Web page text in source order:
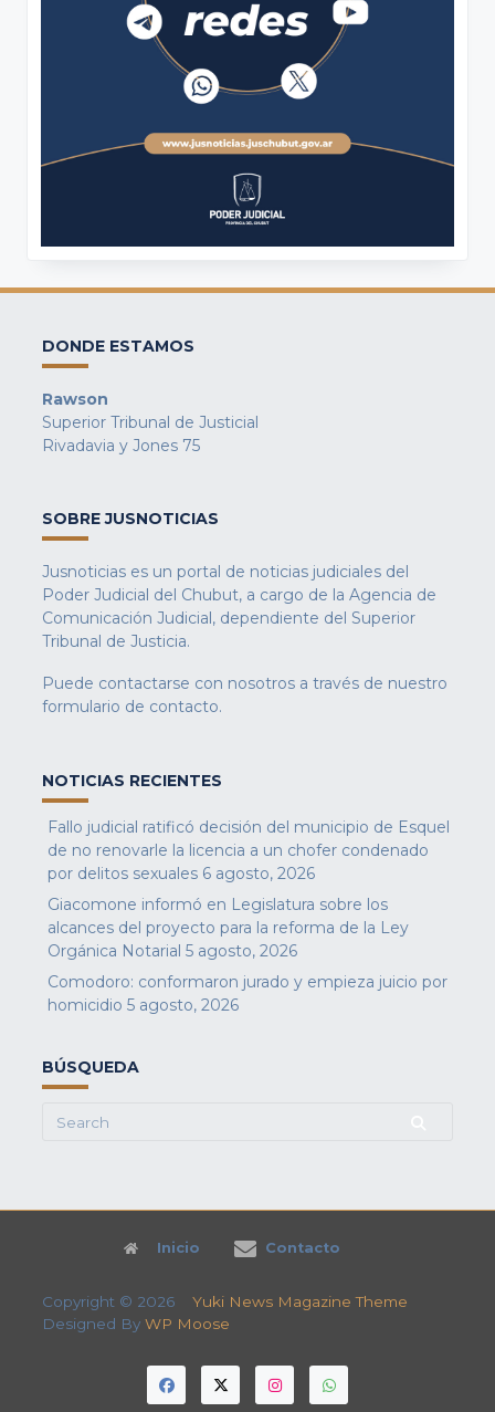
DONDE ESTAMOS
Rawson
Superior Tribunal de Justicial
Rivadavia y Jones 75
SOBRE JUSNOTICIAS
Jusnoticias es un portal de noticias judiciales del
Poder Judicial del Chubut, a cargo de la Agencia de
Comunicación Judicial, dependiente del Superior
Tribunal de Justicia.
Puede contactarse con nosotros a través de nuestro
formulario de contacto.
NOTICIAS RECIENTES
Fallo judicial ratificó decisión del municipio de Esquel
de no renovarle la licencia a un chofer condenado
por delitos sexuales 6 agosto, 2026
Giacomone informó en Legislatura sobre los
alcances del proyecto para la reforma de la Ley
Orgánica Notarial 5 agosto, 2026
Comodoro: conformaron jurado y empieza juicio por
homicidio 5 agosto, 2026
BÚSQUEDA
Search
Inicio Contacto
Copyright © 2026 Yuki News Magazine Theme
Designed By WP Moose